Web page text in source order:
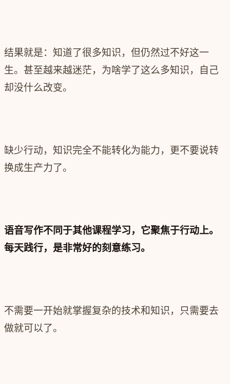
结果就是：知道了很多知识，但仍然过不好这一
生。甚至越来越迷茫，为啥学了这么多知识，自己
却没什么改变。
缺少行动，知识完全不能转化为能力，更不要说转
换成生产力了。
语音写作不同于其他课程学习，它聚焦于行动上。
每天践行，是非常好的刻意练习。
不需要一开始就掌握复杂的技术和知识，只需要去
做就可以了。